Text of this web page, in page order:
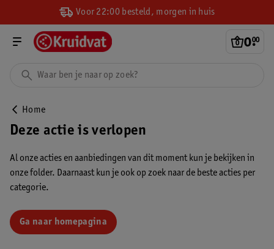
Voor 22:00 besteld, morgen in huis
0.
00
Home
Deze actie is verlopen
Al onze acties en aanbiedingen van dit moment kun je bekijken in
onze folder. Daarnaast kun je ook op zoek naar de beste acties per
categorie.
Ga naar homepagina